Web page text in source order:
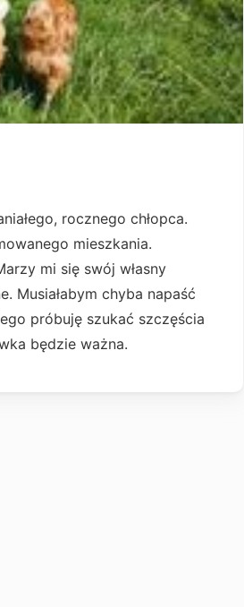
rocznego chłopca.
mieszkania.
mi się swój własny
Musiałabym chyba napaść
próbuję szukać szczęścia
będzie ważna.